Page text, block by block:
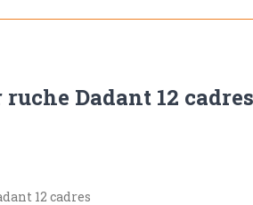
Dadant 12 cadres
12 cadres